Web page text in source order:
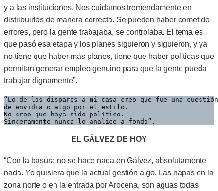
y a las instituciones. Nos cuidamos tremendamente en
distribuirlos de manera correcta. Se pueden haber cometido
errores, pero la gente trabajaba, se controlaba. El tema es
que pasó esa etapa y los planes siguieron y siguieron, y ya
no tiene que haber más planes, tiene que haber políticas que
permitan generar empleo genuino para que la gente pueda
trabajar dignamente”.
“Lo de los disparos a mi casa creo que fue una
de envidia o algo por el estilo.
No creo que haya sido político.
Sinceramente nunca lo analice a fondo”.
EL GÁLVEZ DE HOY
“Con la basura no se hace nada en Gálvez, absolutamente
nada. Yo quisiera que la actual gestión algo. Las napas en la
zona norte o en la entrada por Arocena, son aguas todas